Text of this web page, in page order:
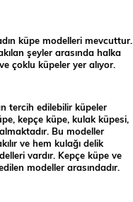
küpe modelleri mevcuttur.
şeyler arasında halka
çoklu küpeler yer alıyor.
tercih edilebilir küpeler
kepçe küpe, kulak küpesi,
Bu modeller
ve hem kulağı delik
vardır. Kepçe küpe ve
modeller arasındadır.